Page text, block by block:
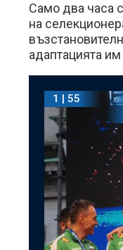
Само два часа
на
адаптацията
1 | 55